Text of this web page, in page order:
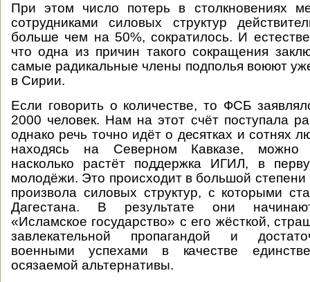
При этом число потерь в столкновениях
сотрудниками силовых структур
больше чем на 50%, сократилось. И
что одна из причин такого сокращения
самые радикальные члены подполья воюют
в Сирии.
Если говорить о количестве, то ФСБ
2000 человек. Нам на этот счёт поступала
однако речь точно идёт о десятках и сотнях
находясь на Северном Кавказе, можно
насколько растёт поддержка ИГИЛ, в
молодёжи. Это происходит в большой степени
произвола силовых структур, с которыми
Дагестана. В результате они
«Исламское государство» с его жёсткой,
завлекательной пропагандой и
военными успехами в качестве
осязаемой альтернативы.